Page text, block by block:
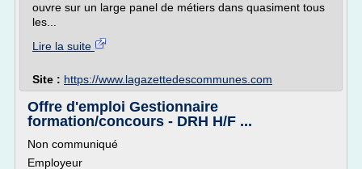
ouvre sur un large panel de métiers dans quasiment tous
les...
Lire la suite
Site : https://www.lagazettedescommunes.com
Offre d'emploi Gestionnaire
formation/concours - DRH H/F ...
Non communiqué
Employeur